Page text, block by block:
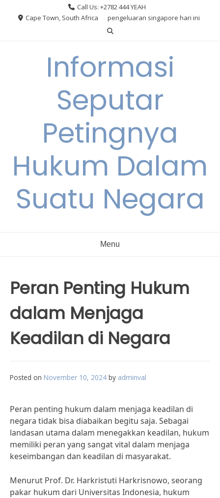
Call Us: +2782 444 YEAH
Cape Town, South Africa
pengeluaran singapore hari ini
Informasi
Seputar
Petingnya
Hukum Dalam
Suatu Negara
Menu
Peran Penting Hukum
dalam Menjaga
Keadilan di Negara
Posted on November 10, 2024 by adminval
Peran penting hukum dalam menjaga keadilan di
negara tidak bisa diabaikan begitu saja. Sebagai
landasan utama dalam menegakkan keadilan, hukum
memiliki peran yang sangat vital dalam menjaga
keseimbangan dan keadilan di masyarakat.
Menurut Prof. Dr. Harkristuti Harkrisnowo, seorang
pakar hukum dari Universitas Indonesia, hukum